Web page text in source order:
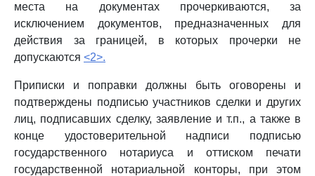
места на документах прочеркиваются, за
исключением документов, предназначенных для
действия за границей, в которых прочерки не
допускаются <2>.
Приписки и поправки должны быть оговорены и
подтверждены подписью участников сделки и других
лиц, подписавших сделку, заявление и т.п., а также в
конце удостоверительной надписи подписью
государственного нотариуса и оттиском печати
государственной нотариальной конторы, при этом